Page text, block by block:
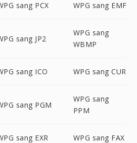
sang PCX WPG sang EMF
sang JP2
WPG sang
WBMP
sang ICO WPG sang CUR
sang PGM
WPG sang
PPM
sang EXR WPG sang FAX